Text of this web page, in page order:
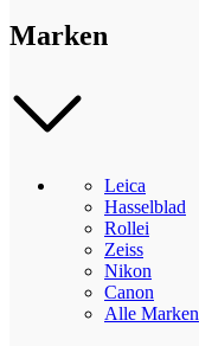
Marken
Leica
Hasselblad
Rollei
Zeiss
Nikon
Canon
Alle Marken